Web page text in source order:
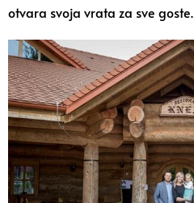
otvara svoja vrata za sve goste.